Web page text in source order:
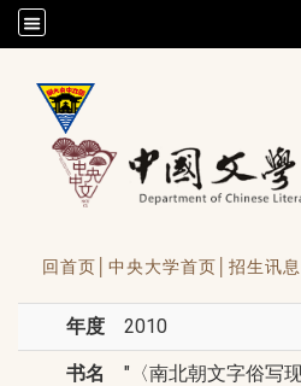
/accesskey"" title="Toolbar">:::
回首页│ 中央大学首页│ 招生讯息
年度 2010
书名
"〈南北朝文字俗写